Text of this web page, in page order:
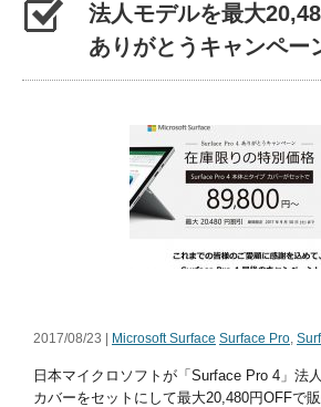
法人モデルを最大
ありがとうキャンペー
2017/08/23 | Microsoft Surface Surface Pro,
日本マイクロソフトが「Surface Pro 4」法
カバーをセットにして最大20,480円OFFで